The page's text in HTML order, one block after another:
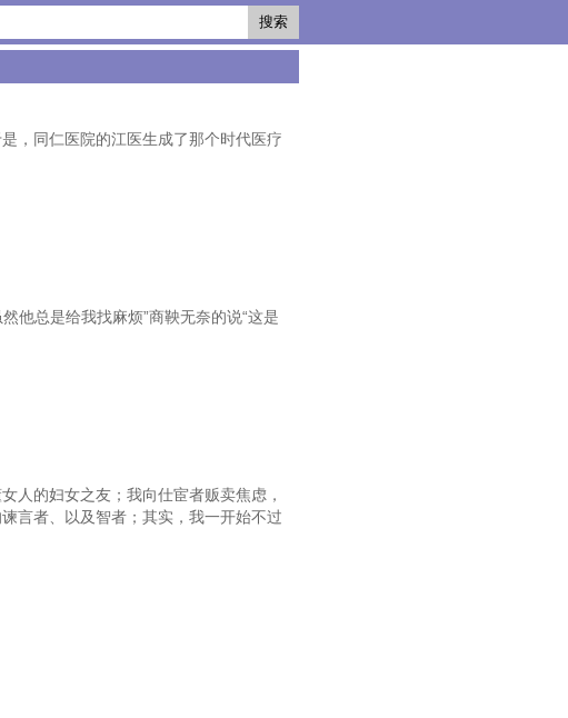
搜索
，同仁医院的江医生成了那个时代医疗
他总是给我找麻烦”商鞅无奈的说“这是
人的妇女之友；我向仕宦者贩卖焦虑，
言者、以及智者；其实，我一开始不过